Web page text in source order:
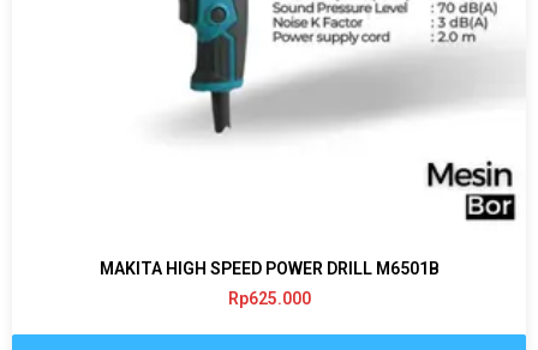
MAKITA HIGH SPEED POWER DRILL M6501B
Rp625.000